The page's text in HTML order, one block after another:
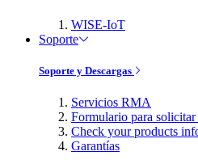
WISE-IoT
Soporte
Soporte y Descargas
Servicios RMA
Formulario para
Check your products
Garantías